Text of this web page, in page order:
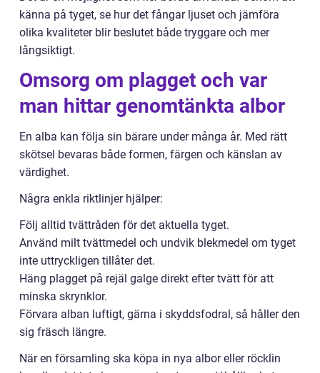
känna på tyget, se hur det fångar ljuset och jämföra
olika kvaliteter blir beslutet både tryggare och mer
långsiktigt.
Omsorg om plagget och var
man hittar genomtänkta albor
En alba kan följa sin bärare under många år. Med rätt
skötsel bevaras både formen, färgen och känslan av
värdighet.
Några enkla riktlinjer hjälper:
Följ alltid tvättråden för det aktuella tyget.
Använd milt tvättmedel och undvik blekmedel om tyget
inte uttryckligen tillåter det.
Häng plagget på rejäl galge direkt efter tvätt för att
minska skrynklor.
Förvara alban luftigt, gärna i skyddsfodral, så håller den
sig fräsch längre.
När en församling ska köpa in nya albor eller röcklin